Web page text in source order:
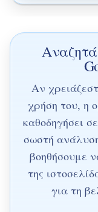
Αν
χρήση του, η
καθοδηγήσει
σωστή
βοηθήσουμε
της
για τη